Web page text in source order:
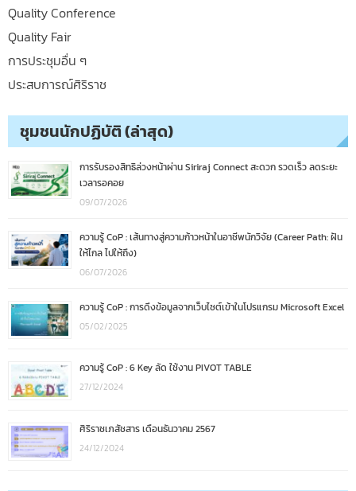
Quality Conference
Quality Fair
การประชุมอื่น ๆ
ประสบการณ์ศิริราช
ชุมชนนักปฏิบัติ (ล่าสุด)
การรับรองสิทธิล่วงหน้าผ่าน Siriraj Connect สะดวก รวดเร็ว ลดระยะ
เวลารอคอย
09/07/2026
ความรู้ CoP : เส้นทางสู่ความก้าวหน้าในอาชีพนักวิจัย (Career Path: ฝัน
ให้ไกล ไปให้ถึง)
06/07/2026
ความรู้ CoP : การดึงข้อมูลจากเว็บไซต์เข้าในโปรแกรม Microsoft Excel
05/02/2025
ความรู้ CoP : 6 Key ลัด ใช้งาน PIVOT TABLE
27/12/2024
ศิริราชเภสัชสาร เดือนธันวาคม 2567
24/12/2024